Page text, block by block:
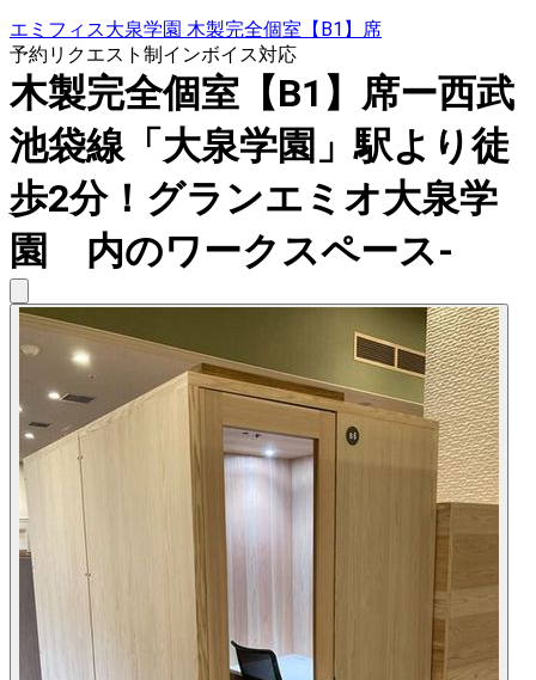
エミフィス大泉学園 木製完全個室【B1】席
予約リクエスト制インボイス対応
木製完全個室【B1】席ー西武
池袋線「大泉学園」駅より徒
歩2分！グランエミオ大泉学
園 内のワークスペース-